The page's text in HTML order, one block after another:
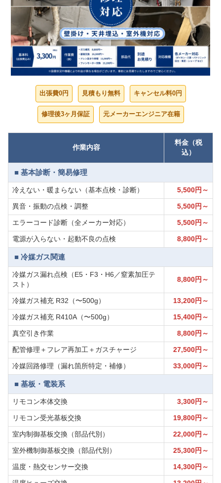
出張費0円 見積もり無料 キャンセル料0円
修理後3ヶ月保証 元メーカーエンジニア在籍
作業内容
料金（税
込）
■ 基本診断・簡易修理
冷えない・暖まらない（基本点検・診断） 5,500円～
異音・振動の点検・調整 5,500円～
エラーコード診断（全メーカー対応） 5,500円～
電源が入らない・起動不良の点検 8,800円～
■ 冷媒ガス関連
冷媒ガス漏れ点検（E5・F3・H6／窒素加圧テ
スト）
8,800円～
冷媒ガス補充 R32（〜500g） 13,200円～
冷媒ガス補充 R410A（〜500g） 15,400円～
真空引き作業 8,800円～
配管修理＋フレア再加工＋ガスチャージ 27,500円～
冷媒回路修理（漏れ箇所特定・補修） 33,000円～
■ 基板・電装系
リモコン本体交換 3,300円～
リモコン受光基板交換 19,800円～
室内制御基板交換（部品代別） 22,000円～
室外機制御基板交換（部品代別） 25,300円～
温度・熱交センサー交換 14,300円～